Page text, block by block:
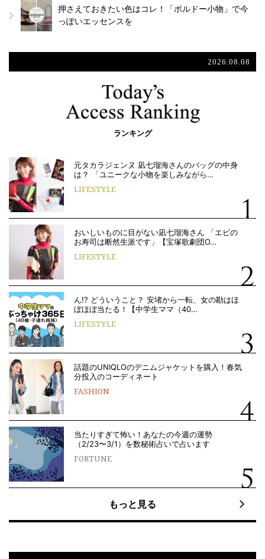
押さえておきたい色はコレ！「ボルドー小物」で今
っぽいエッセンスを
2026.08.08
ランキング
元タカラジェンヌ 凪七瑠海さんのバッグの中身
は？ 「ユニークな小物を楽しみながら…
LIFESTYLE
おいしいものに目がない凪七瑠海さん 「エビの
お寿司は断然生派です」【宝塚歌劇団O…
LIFESTYLE
ん!? どういうこと？ 安堵から一転、女の勘はほ
ぼほぼ当たる！【中学生ママ（40…
LIFESTYLE
話題のUNIQLOのデニムジャケットを購入！春気
分投入のコーディネート
FASHION
当たりすぎて怖い！あなたの今週の運勢
（2/23〜3/1）を数秘術占いで占います
FORTUNE
もっと見る